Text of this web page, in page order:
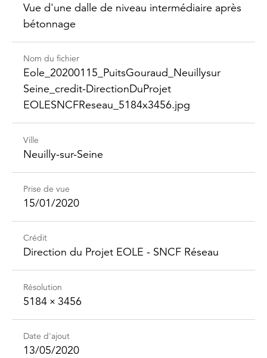
Vue d'une dalle de niveau intermédiaire après
bétonnage
Nom du fichier
Eole_​20200115_​Puits​Gouraud_​Neuillysur​
Seine_​credit-​Direction​DuProjet​
EOLESNCFReseau_​5184x3456.jpg
Ville
Neuilly-sur-Seine
Prise de vue
15/01/2020
Crédit
Direction du Projet EOLE - SNCF Réseau
Résolution
5184 × 3456
Date d'ajout
13/05/2020